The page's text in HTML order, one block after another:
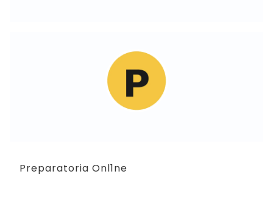
Preparatoria Onl1ne